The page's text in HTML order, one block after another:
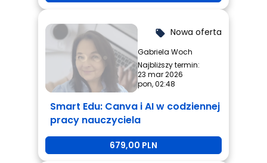
local_offer Nowa oferta
Gabriela Woch
Najbliższy termin:
23 mar 2026
pon, 02:48
Smart Edu: Canva i AI w codziennej
pracy nauczyciela
679,00 PLN